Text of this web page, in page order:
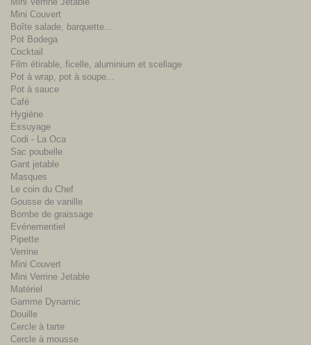
Mini Couvert
Boîte salade, barquette...
Pot Bodega
Cocktail
Film étirable, ficelle, aluminium et scellage
Pot à wrap, pot à soupe...
Pot à sauce
Café
Hygiène
Essuyage
Codi - La Oca
Sac poubelle
Gant jetable
Masques
Le coin du Chef
Gousse de vanille
Bombe de graissage
Evénementiel
Pipette
Verrine
Mini Couvert
Mini Verrine Jetable
Matériel
Gamme Dynamic
Douille
Cercle à tarte
Cercle à mousse